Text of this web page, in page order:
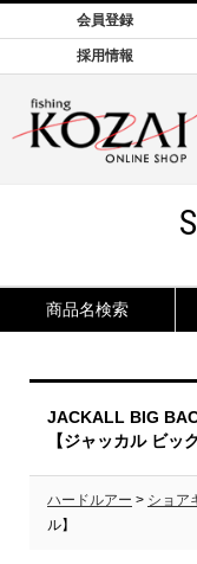
会員登録
採用情報
商品名検索
JACKALL BIG
【ジャッカル ビッ
ハードルアー > ショア
ル】